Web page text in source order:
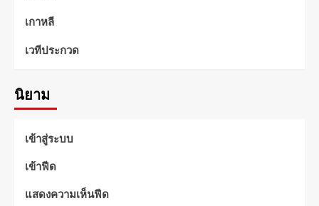
เกาหลี
เวทีประกวด
นิยาม
เข้าสู่ระบบ
เข้าฟีด
แสดงความเห็นฟีด